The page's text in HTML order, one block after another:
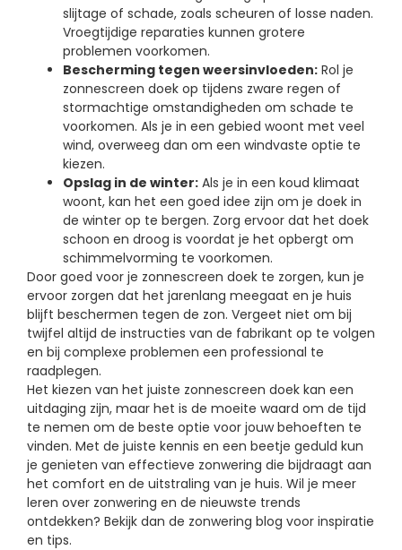
slijtage of schade, zoals scheuren of losse naden.
Vroegtijdige reparaties kunnen grotere
problemen voorkomen.
Bescherming tegen weersinvloeden: Rol je
zonnescreen doek op tijdens zware regen of
stormachtige omstandigheden om schade te
voorkomen. Als je in een gebied woont met veel
wind, overweeg dan om een windvaste optie te
kiezen.
Opslag in de winter: Als je in een koud klimaat
woont, kan het een goed idee zijn om je doek in
de winter op te bergen. Zorg ervoor dat het doek
schoon en droog is voordat je het opbergt om
schimmelvorming te voorkomen.
Door goed voor je zonnescreen doek te zorgen, kun je
ervoor zorgen dat het jarenlang meegaat en je huis
blijft beschermen tegen de zon. Vergeet niet om bij
twijfel altijd de instructies van de fabrikant op te volgen
en bij complexe problemen een professional te
raadplegen.
Het kiezen van het juiste zonnescreen doek kan een
uitdaging zijn, maar het is de moeite waard om de tijd
te nemen om de beste optie voor jouw behoeften te
vinden. Met de juiste kennis en een beetje geduld kun
je genieten van effectieve zonwering die bijdraagt aan
het comfort en de uitstraling van je huis. Wil je meer
leren over zonwering en de nieuwste trends
ontdekken? Bekijk dan de zonwering blog voor inspiratie
en tips.